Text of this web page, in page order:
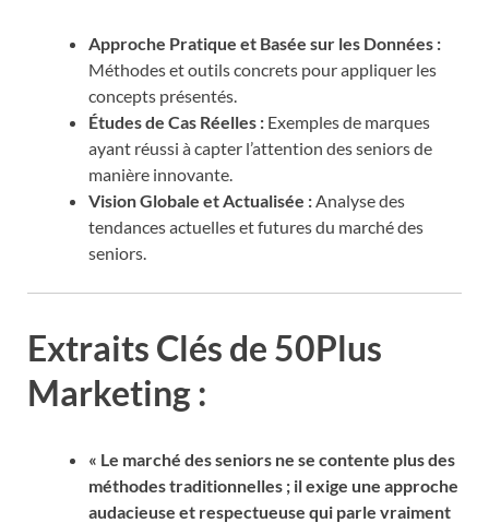
Approche Pratique et Basée sur les Données :
Méthodes et outils concrets pour appliquer les
concepts présentés.
Études de Cas Réelles : Exemples de marques
ayant réussi à capter l’attention des seniors de
manière innovante.
Vision Globale et Actualisée :Analyse des
tendances actuelles et futures du marché des
seniors.
Extraits Clés de 50Plus
Marketing :
« Le marché des seniors ne se contente plus des
méthodes traditionnelles ; il exige une approche
audacieuse et respectueuse qui parle vraiment